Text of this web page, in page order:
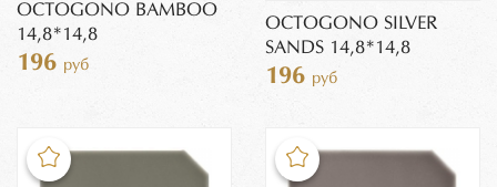
OCTOGONO BAMBOO
14,8*14,8
196 руб
OCTOGONO SILVER
SANDS 14,8*14,8
196 руб